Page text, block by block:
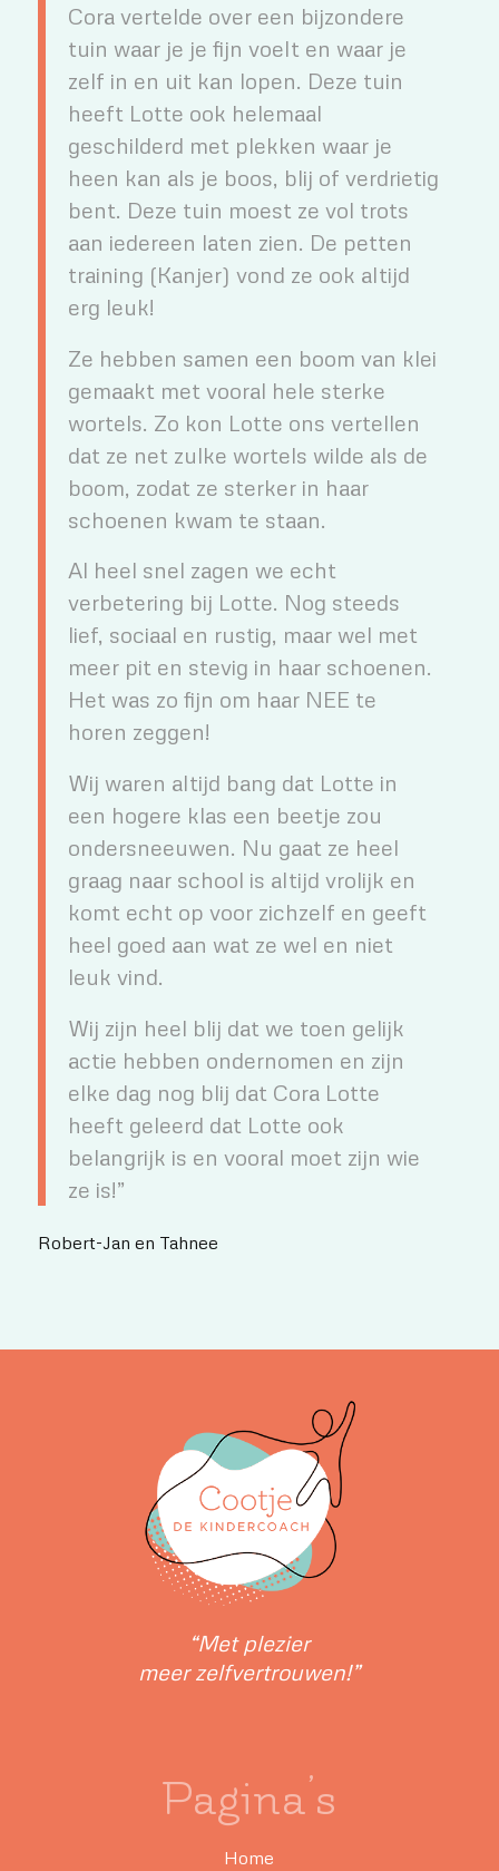
Cora vertelde over een bijzondere
tuin waar je je fijn voelt en waar je
zelf in en uit kan lopen. Deze tuin
heeft Lotte ook helemaal
geschilderd met plekken waar je
heen kan als je boos, blij of verdrietig
bent. Deze tuin moest ze vol trots
aan iedereen laten zien. De petten
training (Kanjer) vond ze ook altijd
erg leuk!
Ze hebben samen een boom van klei
gemaakt met vooral hele sterke
wortels. Zo kon Lotte ons vertellen
dat ze net zulke wortels wilde als de
boom, zodat ze sterker in haar
schoenen kwam te staan.
Al heel snel zagen we echt
verbetering bij Lotte. Nog steeds
lief, sociaal en rustig, maar wel met
meer pit en stevig in haar schoenen.
Het was zo fijn om haar NEE te
horen zeggen!
Wij waren altijd bang dat Lotte in
een hogere klas een beetje zou
ondersneeuwen. Nu gaat ze heel
graag naar school is altijd vrolijk en
komt echt op voor zichzelf en geeft
heel goed aan wat ze wel en niet
leuk vind.
Wij zijn heel blij dat we toen gelijk
actie hebben ondernomen en zijn
elke dag nog blij dat Cora Lotte
heeft geleerd dat Lotte ook
belangrijk is en vooral moet zijn wie
ze is!”
Robert-Jan en Tahnee
“Met plezier
meer zelfvertrouwen!”
Pagina’s
Home